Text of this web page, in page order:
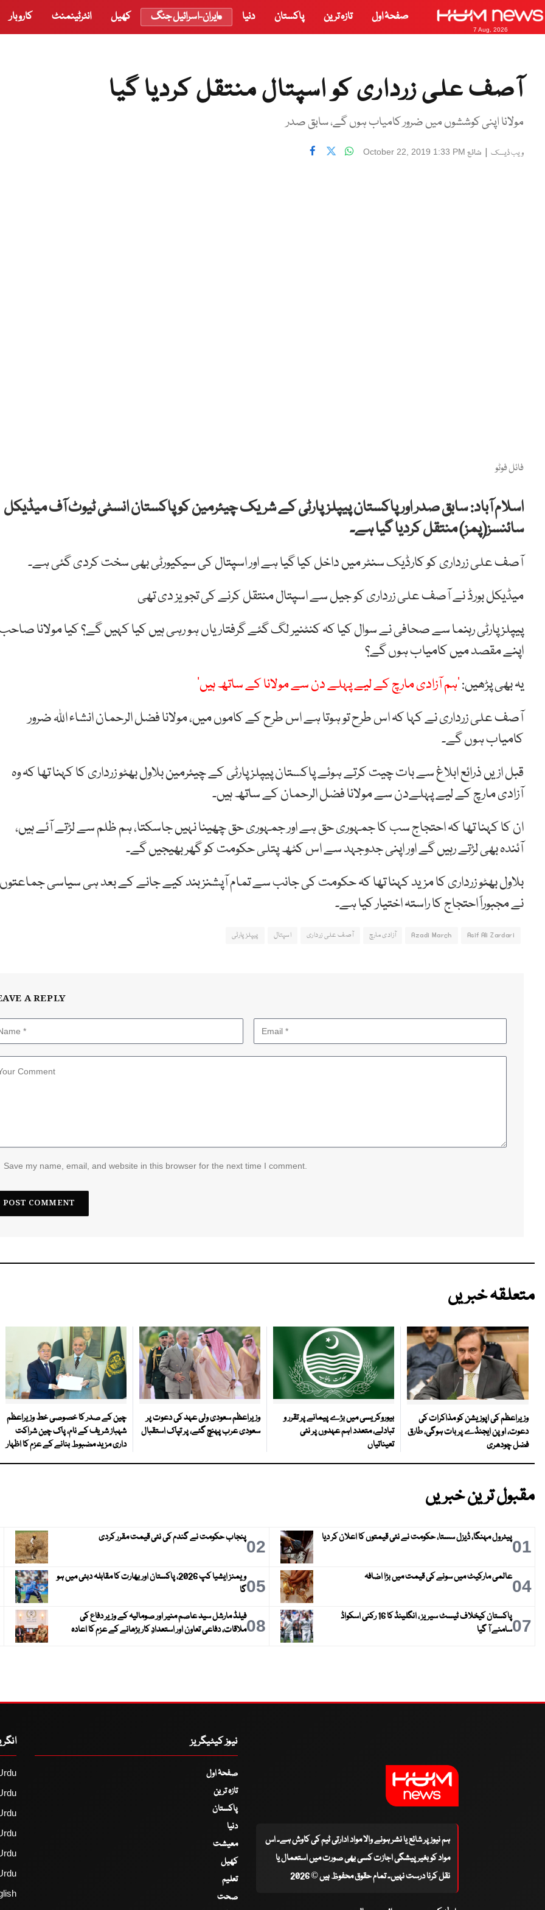
7 Aug, 2026
صفحۂ اول تازہ ترین پاکستان دنیا ایران-اسرائیل جنگ کھیل انٹرٹینمنٹ کاروبار
آصف علی زرداری کو اسپتال منتقل کردیا گیا
مولانا اپنی کوششوں میں ضرور کامیاب ہوں گے، سابق صدر
ویب ڈیسک | شائع October 22, 2019 1:33 PM
فائل فوٹو
اسلام آباد:سابق صدر اور پاکستان پیپلزپارٹی کے شریک چیئرمین کو پاکستان انسٹی ٹیوٹ آف میڈیکل
سائنسز(پمز) منتقل کردیا گیا ہے۔
آصف علی زرداری کو کارڈیک سنٹر میں داخل کیا گیا ہے اور اسپتال کی سیکیورٹی بھی سخت کردی گئی ہے۔
میڈیکل بورڈ نے آصف علی زرداری کو جیل سے اسپتال منتقل کرنے کی تجویز دی تھی
پیپلزپارٹی رہنما سے صحافی نے سوال کیا کہ کنٹنیر لگ گئے گرفتاریاں ہو رہی ہیں کیا کہیں گے؟ کیا مولانا
اپنے مقصد میں کامیاب ہوں گے؟
یہ بھی پڑھیں:’ہم آزادی مارچ کے لیے پہلے دن سے مولانا کے ساتھ ہیں‘
آصف علی زرداری نے کہا کہ اس طرح تو ہوتا ہے اس طرح کے کاموں میں، مولانا فضل الرحمان انشاء اللہ ضرور
کامیاب ہوں گے۔
قبل ازیں ذرائع ابلاغ سے بات چیت کرتے ہوئے پاکستان پیپلز پارٹی کے چیئرمین بلاول بھٹو زرداری کا کہنا تھا کہ وہ
آزادی مارچ کے لیے پہلےدن سے مولانا فضل الرحمان کے ساتھ ہیں۔
ان کا کہنا تھا کہ احتجاج سب کا جمہوری حق ہے اور جمہوری حق چھینا نہیں جاسکتا، ہم ظلم سے لڑتے آئے ہیں،
آئندہ بھی لڑتے رہیں گے اور اپنی جدوجہد سے اس کٹھ پتلی حکومت کو گھر بھیجیں گے۔
بلاول بھٹو زرداری کا مزید کہنا تھا کہ حکومت کی جانب سے تمام آپشنز بند کیے جانے کے بعد ہی سیاسی جماعتوں
نے مجبوراً احتجاج کا راستہ اختیار کیا ہے۔
Asif Ali Zardari
Azadi March آزادی مارچ آصف علی زرداری اسپتال پیپلزپارٹی
A REPLY
Save my name, email, and website in this browser for the next time I comment.
متعلقہ خبریں
وزیراعظم کی اپوزیشن کو مذاکرات کی
دعوت، اوپن ایجنڈے پر بات ہوگی، طارق
فضل چودھری
بیوروکریسی میں بڑے پیمانے پر تقرر و
تبادلے، متعدد اہم عہدوں پر نئی
تعیناتیاں
وزیراعظم سعودی ولی عہد کی دعوت پر
سعودی عرب پہنچ گئے، پر تپاک استقبال
چین کے صدر کا خصوصی خط وزیراعظم
شہباز شریف کے نام، پاک چین شراکت
داری مزید مضبوط بنانے کے عزم کا اظہار
مقبول ترین خبریں
01پیٹرول مہنگا، ڈیزل سستا، حکومت نے نئی قیمتوں کا اعلان کر دیا 02پنجاب حکومت نے گندم کی نئی قیمت مقرر کردی
04عالمی مارکیٹ میں سونے کی قیمت میں بڑا اضافہ 05
ویمنز ایشیا کپ 2026، پاکستان اور بھارت کا مقابلہ دبئی میں ہو
گا
07
پاکستان کیخلاف ٹیسٹ سیریز ، انگلینڈ کا 16 رکنی اسکواڈ
سامنے آ گیا
08فیلڈ مارشل سید عاصم منیر اور صومالیہ کے وزیر دفاع کی
ملاقات، دفاعی تعاون اور استعدادِ کار بڑھانے کے عزم کا اعادہ
ہم نیوز پر شائع یا نشر ہونے والا مواد ادارتی ٹیم کی کاوش ہے۔ اس
مواد کو بغیر پیشگی اجازت کسی بھی صورت میں استعمال یا
نقل کرنا درست نہیں۔ تمام حقوق محفوظ ہیں © 2026
نیوز کیٹیگریز
صفحۂ اول
تازہ ترین
پاکستان
دنیا
معیشت
کھیل
تعلیم
صحت